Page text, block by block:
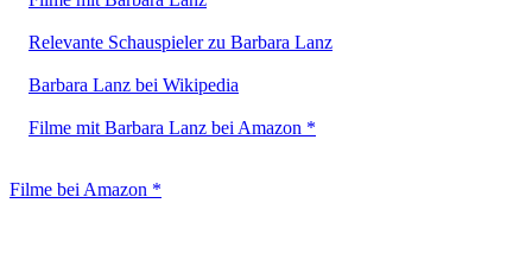
Relevante Schauspieler zu Barbara Lanz
Barbara Lanz bei Wikipedia
Filme mit Barbara Lanz bei Amazon *
Filme bei Amazon *